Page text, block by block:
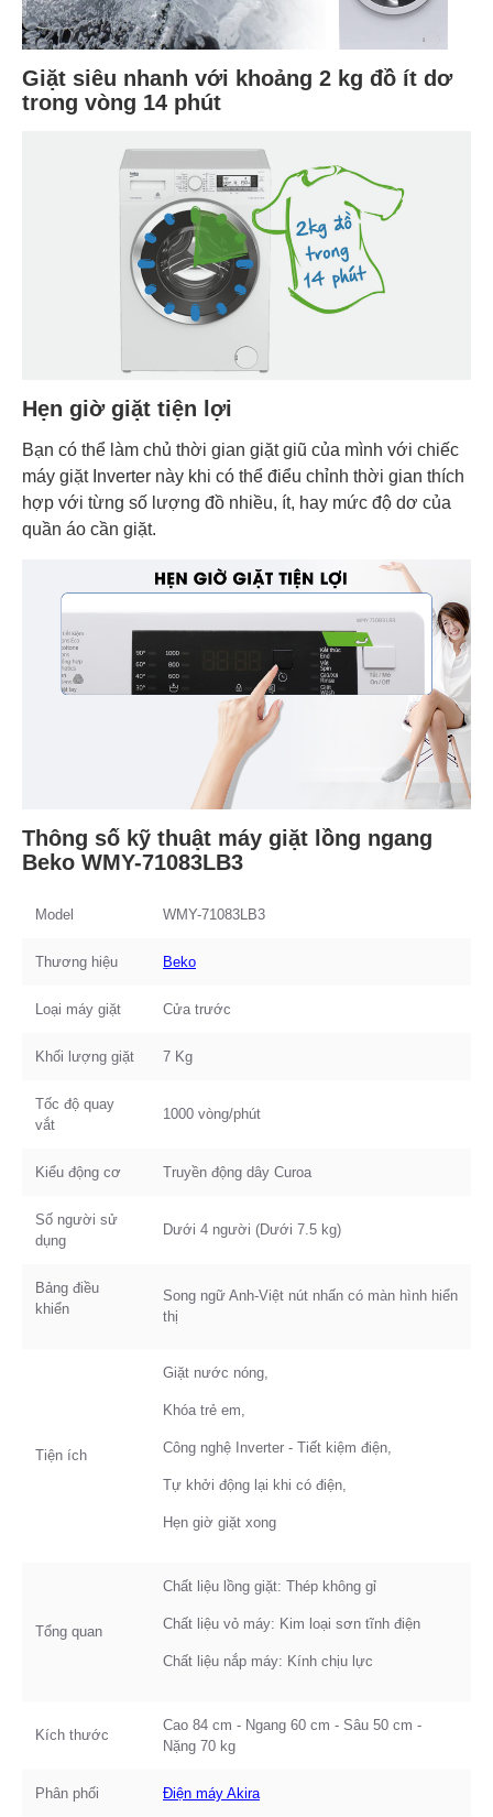
Giặt siêu nhanh với khoảng 2 kg đồ ít dơ
trong vòng 14 phút
Hẹn giờ giặt tiện lợi
Bạn có thể làm chủ thời gian giặt giũ của mình với chiếc
máy giặt Inverter này khi có thể điểu chỉnh thời gian thích
hợp với từng số lượng đồ nhiều, ít, hay mức độ dơ của
quần áo cần giặt.
Thông số kỹ thuật máy giặt lồng ngang
Beko WMY-71083LB3
Model WMY-71083LB3
Thương hiệu Beko
Loại máy giặt Cửa trước
Khối lượng giặt 7 Kg
Tốc độ quay
vắt
1000 vòng/phút
Kiểu động cơ Truyền động dây Curoa
Số người sử
dụng
Dưới 4 người (Dưới 7.5 kg)
Bảng điều
khiển
Song ngữ Anh-Việt nút nhấn có màn hình hiển
thị
Tiện ích
Giặt nước nóng,
Khóa trẻ em,
Công nghệ Inverter - Tiết kiệm điện,
Tự khởi động lại khi có điện,
Hẹn giờ giặt xong
Tổng quan
Chất liệu lồng giặt: Thép không gỉ
Chất liệu vỏ máy: Kim loại sơn tĩnh điện
Chất liệu nắp máy: Kính chịu lực
Kích thước
Cao 84 cm - Ngang 60 cm - Sâu 50 cm -
Nặng 70 kg
Phân phối Điện máy Akira